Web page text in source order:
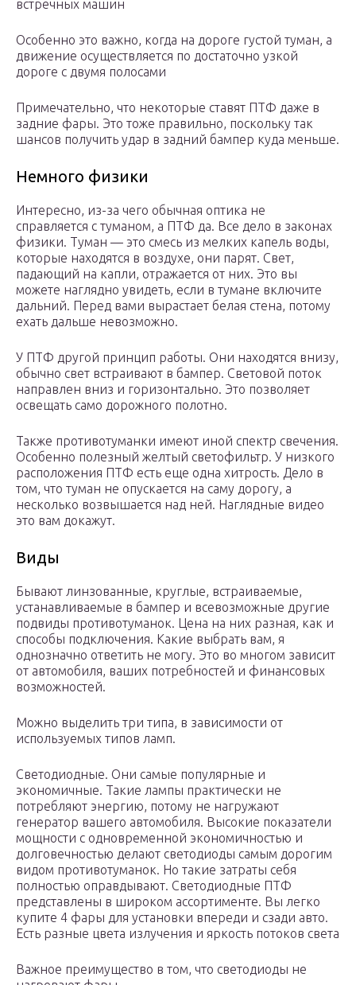
встречных машин
Особенно это важно, когда на дороге густой туман, а
движение осуществляется по достаточно узкой
дороге с двумя полосами
Примечательно, что некоторые ставят ПТФ даже в
задние фары. Это тоже правильно, поскольку так
шансов получить удар в задний бампер куда меньше.
Немного физики
Интересно, из-за чего обычная оптика не
справляется с туманом, а ПТФ да. Все дело в законах
физики. Туман — это смесь из мелких капель воды,
которые находятся в воздухе, они парят. Свет,
падающий на капли, отражается от них. Это вы
можете наглядно увидеть, если в тумане включите
дальний. Перед вами вырастает белая стена, потому
ехать дальше невозможно.
У ПТФ другой принцип работы. Они находятся внизу,
обычно свет встраивают в бампер. Световой поток
направлен вниз и горизонтально. Это позволяет
освещать само дорожного полотно.
Также противотуманки имеют иной спектр свечения.
Особенно полезный желтый светофильтр. У низкого
расположения ПТФ есть еще одна хитрость. Дело в
том, что туман не опускается на саму дорогу, а
несколько возвышается над ней. Наглядные видео
это вам докажут.
Виды
Бывают линзованные, круглые, встраиваемые,
устанавливаемые в бампер и всевозможные другие
подвиды противотуманок. Цена на них разная, как и
способы подключения. Какие выбрать вам, я
однозначно ответить не могу. Это во многом зависит
от автомобиля, ваших потребностей и финансовых
возможностей.
Можно выделить три типа, в зависимости от
используемых типов ламп.
Светодиодные. Они самые популярные и
экономичные. Такие лампы практически не
потребляют энергию, потому не нагружают
генератор вашего автомобиля. Высокие показатели
мощности с одновременной экономичностью и
долговечностью делают светодиоды самым дорогим
видом противотуманок. Но такие затраты себя
полностью оправдывают. Светодиодные ПТФ
представлены в широком ассортименте. Вы легко
купите 4 фары для установки впереди и сзади авто.
Есть разные цвета излучения и яркость потоков света
Важное преимущество в том, что светодиоды не